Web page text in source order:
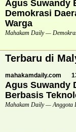
Agus Suwandy
Demokrasi
Warga
Mahakam Daily —
Terbaru di
mahakamdaily.com
Agus Suwandy
Berbasis
Mahakam Daily — Anggota